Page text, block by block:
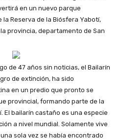
en un nuevo parque
Reserva de la Biósfera Yabotí,
provincia, departamento de San
de 47 años sin noticias, el Bailarín
de extinción, ha sido
en un predio que pronto se
provincial, formando parte de la
El bailarín castaño es una especie
a nivel mundial. Solamente vive
sola vez se había encontrado